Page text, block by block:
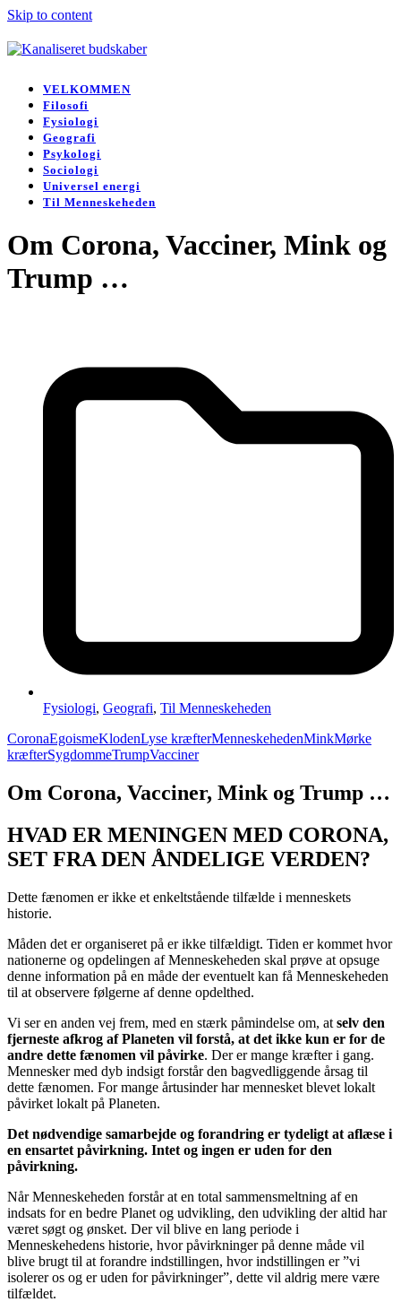
Skip to content
menu
menu
VELKOMMEN
Filosofi
Fysiologi
Geografi
Psykologi
Sociologi
Universel energi
Til Menneskeheden
Om Corona, Vacciner, Mink og
Trump …
Fysiologi, Geografi, Til Menneskeheden
CoronaEgoismeKlodenLyse kræfterMenneskehedenMinkMørke
kræfterSygdommeTrumpVacciner
Om Corona, Vacciner, Mink og Trump …
HVAD ER MENINGEN MED CORONA,
SET FRA DEN ÅNDELIGE VERDEN?
Dette fænomen er ikke et enkeltstående tilfælde i menneskets
historie.
Måden det er organiseret på er ikke tilfældigt. Tiden er kommet hvor
nationerne og opdelingen af Menneskeheden skal prøve at opsuge
denne information på en måde der eventuelt kan få Menneskeheden
til at observere følgerne af denne opdelthed.
Vi ser en anden vej frem, med en stærk påmindelse om, at selv den
fjerneste afkrog af Planeten vil forstå, at det ikke kun er for de
andre dette fænomen vil påvirke. Der er mange kræfter i gang.
Mennesker med dyb indsigt forstår den bagvedliggende årsag til
dette fænomen. For mange årtusinder har mennesket blevet lokalt
påvirket lokalt på Planeten.
Det nødvendige samarbejde og forandring er tydeligt at aflæse i
en ensartet påvirkning. Intet og ingen er uden for den
påvirkning.
Når Menneskeheden forstår at en total sammensmeltning af en
indsats for en bedre Planet og udvikling, den udvikling der altid har
været søgt og ønsket. Der vil blive en lang periode i
Menneskehedens historie, hvor påvirkninger på denne måde vil
blive brugt til at forandre indstillingen, hvor indstillingen er ”vi
isolerer os og er uden for påvirkninger”, dette vil aldrig mere være
tilfældet.